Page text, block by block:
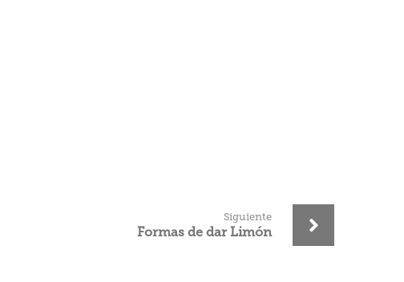
Siguiente
Formas de dar Limón